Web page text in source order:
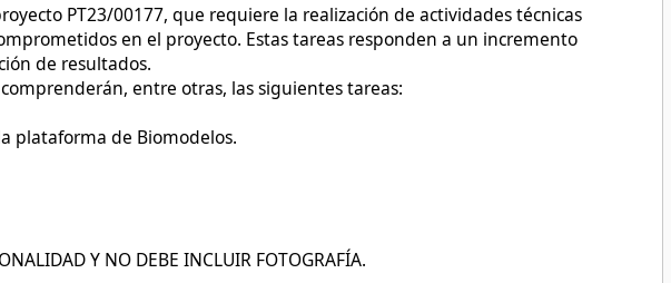
PT23/00177, que requiere la realización de actividades técnicas
en el proyecto. Estas tareas responden a un incremento
de resultados.
entre otras, las siguientes tareas:
plataforma de Biomodelos.
Y NO DEBE INCLUIR FOTOGRAFÍA.